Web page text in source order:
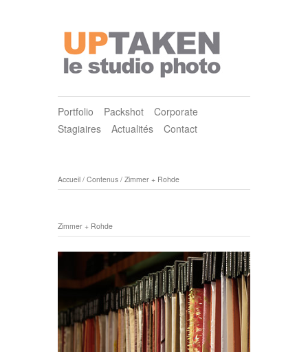
Portfolio Packshot
Corporate
Stagiaires
Actualités Contact
Accueil / Contenus / Zimmer + Rohde
Zimmer + Rohde